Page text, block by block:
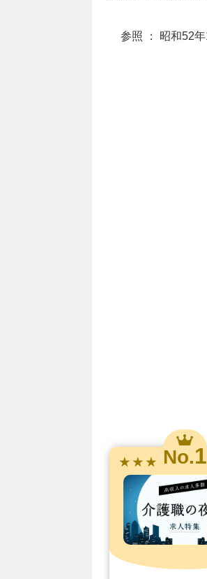
参照 ： 昭和52年
★ ★ ★ No.1